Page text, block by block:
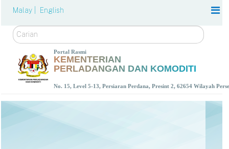
Malay | English
Carian
Portal Rasmi
KEMENTERIAN
PERLADANGAN DAN KOMODITI
No. 15, Level 5-13, Persiaran Perdana, Presint 2, 62654 Wilayah